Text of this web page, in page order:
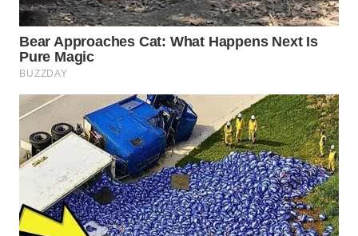
TV
WAHANANEWS
ID
WAHANANEWS
CO ID
WAHANANEWS
NET
WAHANA